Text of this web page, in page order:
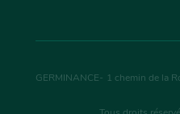
GERMINANCE- 1 chemin de la